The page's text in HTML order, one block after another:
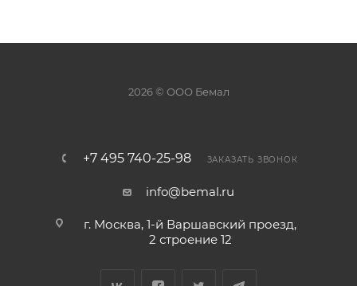
2026 © ООО Бемал
+7 495 740-25-98 ЗАКАЗАТЬ ЗВОНОК
info@bemal.ru
г. Москва, 1-й Варшавский проезд,
2 строение 12